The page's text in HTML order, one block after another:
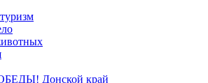
Донской край